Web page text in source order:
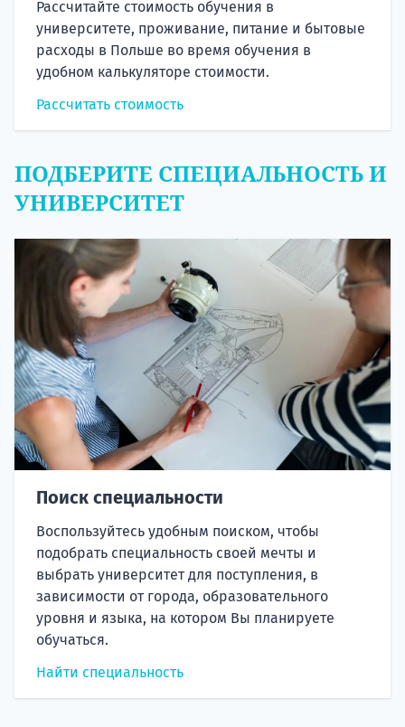
Рассчитайте стоимость обучения в
университете, проживание, питание и бытовые
расходы в Польше во время обучения в
удобном калькуляторе стоимости.
Рассчитать стоимость
ПОДБЕРИТЕ СПЕЦИАЛЬНОСТЬ И
УНИВЕРСИТЕТ
Поиск специальности
Воспользуйтесь удобным поиском, чтобы
подобрать специальность своей мечты и
выбрать университет для поступления, в
зависимости от города, образовательного
уровня и языка, на котором Вы планируете
обучаться.
Найти специальность